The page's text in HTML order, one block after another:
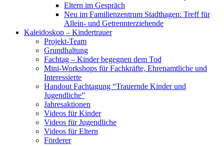
Eltern im Gespräch
Neu im Familienzentrum Stadthagen: Treff für
Allein- und Getrennterziehende
Kaleidoskop – Kindertrauer
Projekt-Team
Grundhaltung
Fachtag – Kinder begegnen dem Tod
Mini-Workshops für Fachkräfte, Ehrenamtliche und
Interessierte
Handout Fachtagung “Trauernde Kinder und
Jugendliche”
Jahresaktionen
Videos für Kinder
Videos für Jugendliche
Videos für Eltern
Förderer